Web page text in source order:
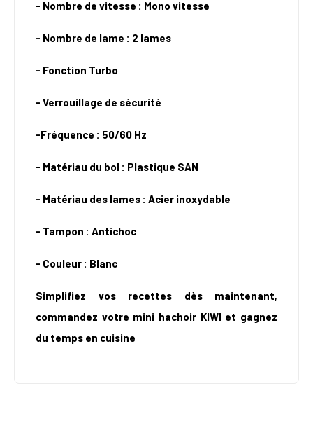
- Nombre de vitesse : Mono vitesse
- Nombre de lame : 2 lames
- Fonction Turbo
- Verrouillage de sécurité
-Fréquence : 50/60 Hz
- Matériau du bol : Plastique SAN
- Matériau des lames : Acier inoxydable
- Tampon : Antichoc
- Couleur : Blanc
Simplifiez vos recettes dès maintenant,
commandez votre mini hachoir KIWI et gagnez
du temps en cuisine